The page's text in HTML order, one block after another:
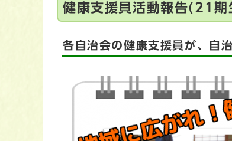
健康支援員活動報告(21期
各自治会の健康支援員が、自